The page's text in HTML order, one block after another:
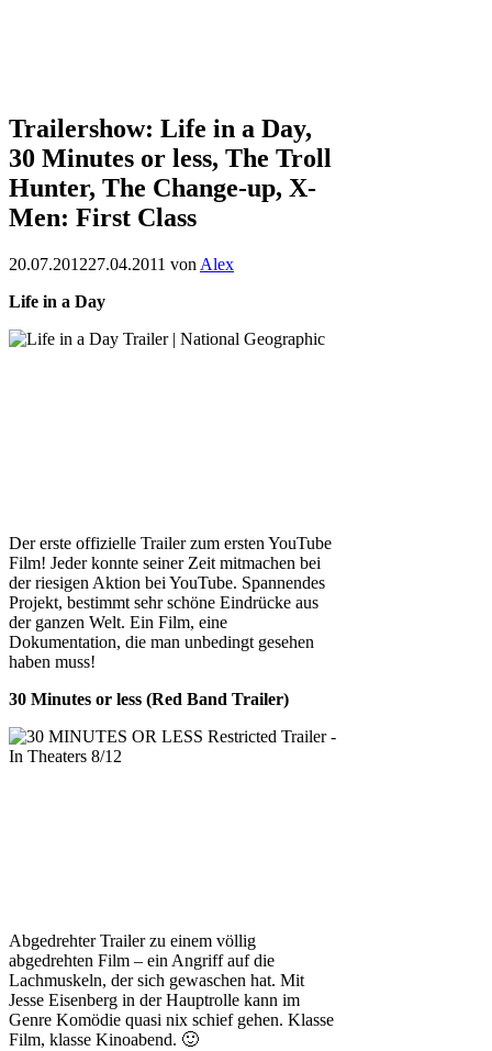
Trailershow: Life in a Day,
30 Minutes or less, The Troll
Hunter, The Change-up, X-
Men: First Class
20.07.201227.04.2011 von Alex
Life in a Day
Der erste offizielle Trailer zum ersten YouTube
Film! Jeder konnte seiner Zeit mitmachen bei
der riesigen Aktion bei YouTube. Spannendes
Projekt, bestimmt sehr schöne Eindrücke aus
der ganzen Welt. Ein Film, eine
Dokumentation, die man unbedingt gesehen
haben muss!
30 Minutes or less (Red Band Trailer)
Abgedrehter Trailer zu einem völlig
abgedrehten Film – ein Angriff auf die
Lachmuskeln, der sich gewaschen hat. Mit
Jesse Eisenberg in der Hauptrolle kann im
Genre Komödie quasi nix schief gehen. Klasse
Film, klasse Kinoabend. 🙂